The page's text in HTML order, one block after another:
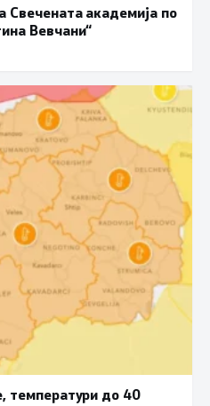
Свечената академија по
Вевчани“
температури до 40